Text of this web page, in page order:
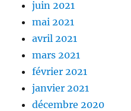
juin 2021
mai 2021
avril 2021
mars 2021
février 2021
janvier 2021
décembre 2020